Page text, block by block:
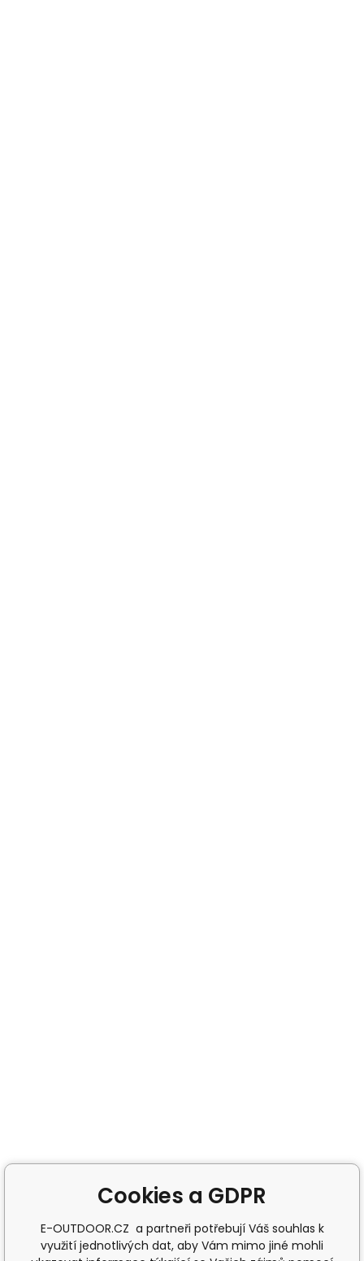
Cookies a GDPR
E-OUTDOOR.CZ a partneři potřebují Váš souhlas k
využití jednotlivých dat, aby Vám mimo jiné mohli